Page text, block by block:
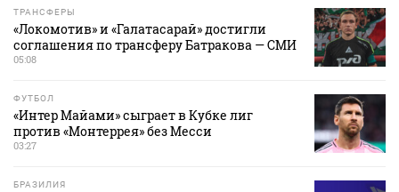
ТРАНСФЕРЫ
«Локомотив» и «Галатасарай» достигли
соглашения по трансферу Батракова — СМИ
05:08
ФУТБОЛ
«Интер Майами» сыграет в Кубке лиг
против «Монтеррея» без Месси
03:27
БРАЗИЛИЯ